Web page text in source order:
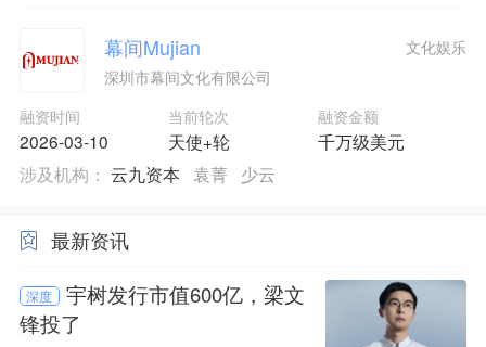
幕间Mujian
深圳市幕间文化有限公司
融资时间
2026-03-10
当前轮次
天使+轮
融资金额
千万级美元
文化娱乐
涉及机构： 云九资本 袁菁 少云
最新资讯
深度
宇树发行市值600亿，梁文
锋投了